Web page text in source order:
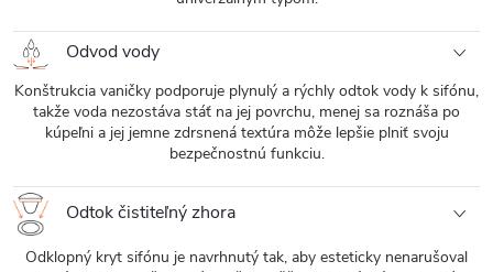
Odvod vody
Konštrukcia vaničky podporuje plynulý a rýchly odtok vody k sifónu,
takže voda nezostáva stáť na jej povrchu, menej sa roznáša po
kúpeľni a jej jemne zdrsnená textúra môže lepšie plniť svoju
bezpečnostnú funkciu.
Odtok čistiteľný zhora
Odklopný kryt sifónu je navrhnutý tak, aby esteticky nenarušoval